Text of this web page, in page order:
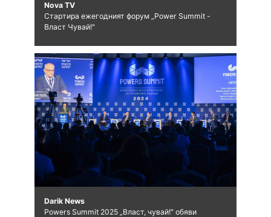
Nova TV
Стартира ежегодният форум „Power Summit -
Власт Чувай!"
Darik News
Powers Summit 2025 „Власт, чувай!" обяви